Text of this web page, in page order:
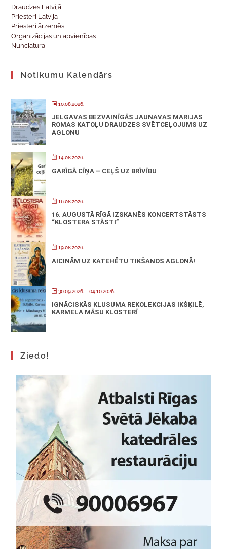
Draudzes Latvijā
Priesteri Latvijā
Priesteri ārzemēs
Organizācijas un apvienības
Nunciatūra
Notikumu Kalendārs
10.08.2026.
JELGAVAS BEZVAINĪGĀS JAUNAVAS MARIJAS
ROMAS KATOĻU DRAUDZES SVĒTCEĻOJUMS UZ
AGLONU
14.08.2026.
GARĪGĀ CĪŅA – CEĻŠ UZ BRĪVĪBU
16.08.2026.
16. AUGUSTĀ RĪGĀ IZSKANĒS KONCERTSTĀSTS
“KLOSTERA STĀSTI”
19.08.2026.
AICINĀM UZ KATEHĒTU TIKŠANOS AGLONĀ!
30.09.2026. - 04.10.2026.
IGNĀCISKĀS KLUSUMA REKOLEKCIJAS IKŠĶILĒ,
KARMELA MĀSU KLOSTERĪ
Ziedo!